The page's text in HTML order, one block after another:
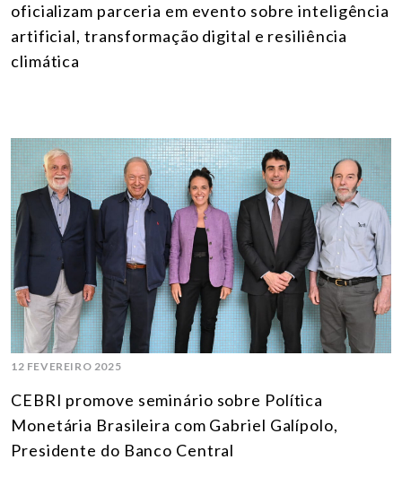
oficializam parceria em evento sobre inteligência
artificial, transformação digital e resiliência
climática
12 FEVEREIRO 2025
CEBRI promove seminário sobre Política
Monetária Brasileira com Gabriel Galípolo,
Presidente do Banco Central